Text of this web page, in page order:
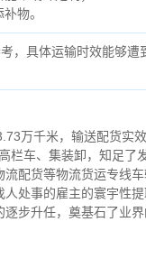
物。
，具体运输时效能够遭
万千米，输送配货实
栏车、集装卸，知足了
配货等物流货运专线车
处事的雇主的寰宇性提
步升任，奠基石了业界